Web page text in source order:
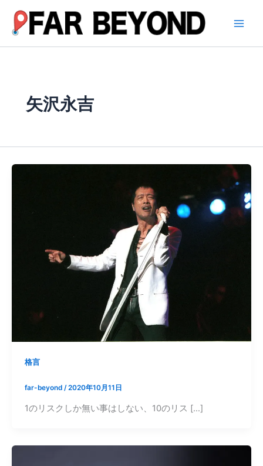
ス
矢沢永吉
格言
far-beyond /2020年10月11日
1のリスクしか無い事はしない、10のリス […]